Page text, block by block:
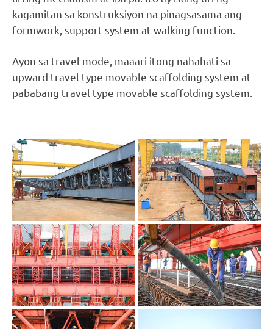
kagamitan sa konstruksiyon na pinagsasama ang
formwork, support system at walking function.
Ayon sa travel mode, maaari itong nahahati sa
upward travel type movable scaffolding system at
pababang travel type movable scaffolding system.